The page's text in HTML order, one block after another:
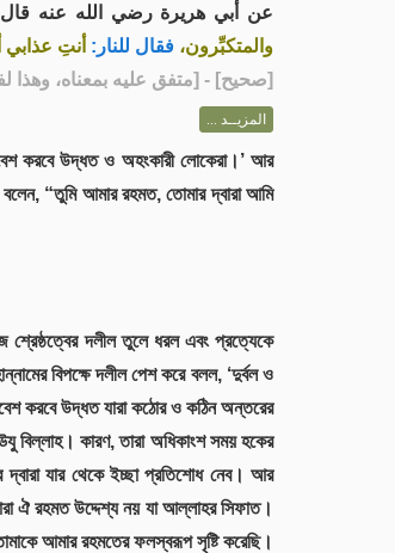
عن أبي هريرة رضي الله عنه
والمتكبِّرون، فقال للنار: أنتِ
[صحيح] - [متفق عليه بمعناه، وهذا
المزيــد ...
করবে উদ্ধত ও অহংকারী লোকেরা।’ আর
“তুমি আমার রহমত, তোমার দ্বারা আমি
শ্রেষ্ঠত্বের দলীল তুলে ধরল এবং প্রত্যেকে
বিপক্ষে দলীল পেশ করে বলল, ‘দুর্বল ও
করবে উদ্ধত যারা কঠোর ও কঠিন অন্তরের
বিল্লাহ। কারণ, তারা অধিকাংশ সময় হকের
যার থেকে ইচ্ছা প্রতিশোধ নেব। আর
ঐ রহমত উদ্দেশ্য নয় যা আল্লাহর সিফাত।
আমার রহমতের ফলস্বরূপ সৃষ্টি করেছি।